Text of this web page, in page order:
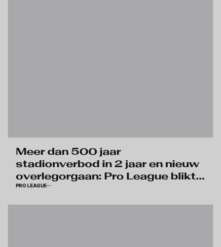
Meer dan 500 jaar
stadionverbod in 2 jaar en nieuw
overlegorgaan: Pro League blikt
terug en kijkt vooruit in eerste
PRO LEAGUE